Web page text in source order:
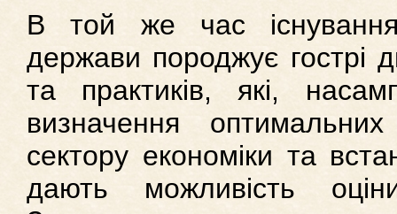
В той же час
держави породжує гострі
та практиків, які,
визначення
сектору економіки та
дають можливість